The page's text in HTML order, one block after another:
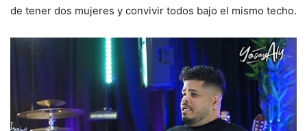
de tener dos mujeres y convivir todos bajo el mismo techo.